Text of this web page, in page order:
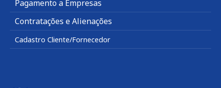
Pagamento a Empresas
Contratações e Alienações
Cadastro Cliente/Fornecedor